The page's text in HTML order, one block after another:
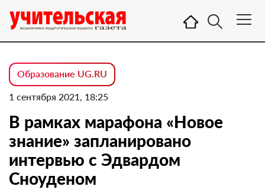
Образование UG.RU
1 сентября 2021, 18:25
В рамках марафона «Новое
знание» запланировано
интервью с Эдвардом
Сноуденом